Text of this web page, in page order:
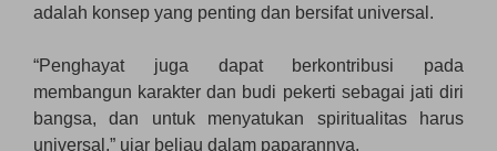
adalah konsep yang penting dan bersifat universal.
“Penghayat juga dapat berkontribusi pada
membangun karakter dan budi pekerti sebagai jati diri
bangsa, dan untuk menyatukan spiritualitas harus
universal,” ujar beliau dalam paparannya.